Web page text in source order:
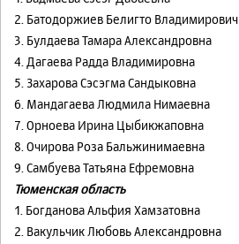
2. Батодоржиев Белигто Владимирович
3. Булдаева Тамара Александровна
4. Дагаева Радда Владимировна
5. Захарова Сэсэгма Сандыковна
6. Мандагаева Людмила Нимаевна
7. Орноева Ирина Цыбикжаповна
8. Очирова Роза Бальжинимаевна
9. Самбуева Татьяна Ефремовна
Тюменская область
1. Богданова Альфия Хамзатовна
2. Вакульчик Любовь Александровна